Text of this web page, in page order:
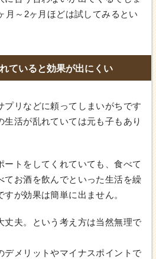
月～2ヶ月ほどは試してみるとい
ていると効果が出にくい
プリなどに頼ってしまいがちです
生活が乱れていては元も子もあり
ートをしてくれていても、食べて
てお酒を飲んでといった生活を繰
が効果は簡単に出ません。
丈夫。という考え方は当然無理で
デメリットやマイナスポイントで